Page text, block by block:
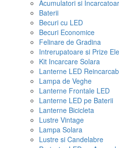
Acumulatori si
Baterii
Becuri cu LED
Becuri Economice
Felinare de Gradina
Intrerupatoare si Prize
Kit Incarcare Solara
Lanterne LED
Lampa de Veghe
Lanterne Frontale LED
Lanterne LED pe Baterii
Lanterne Bicicleta
Lustre Vintage
Lampa Solara
Lustre si Candelabre